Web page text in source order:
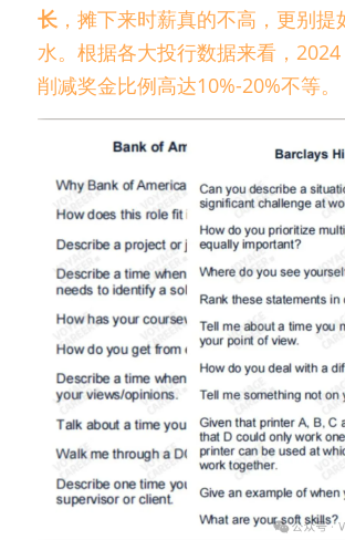
长 ，摊下来时薪真的不高，更别提
水。根据各大投行数据来看，
削减奖金比例高达10%-20%不等。